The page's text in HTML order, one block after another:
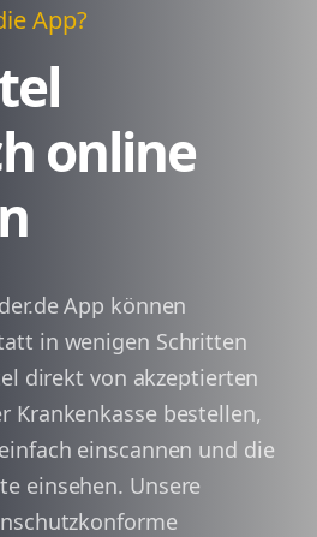
App?
online
App können
in wenigen Schritten
direkt von akzeptierten
Krankenkasse bestellen,
einscannen und die
einsehen. Unsere